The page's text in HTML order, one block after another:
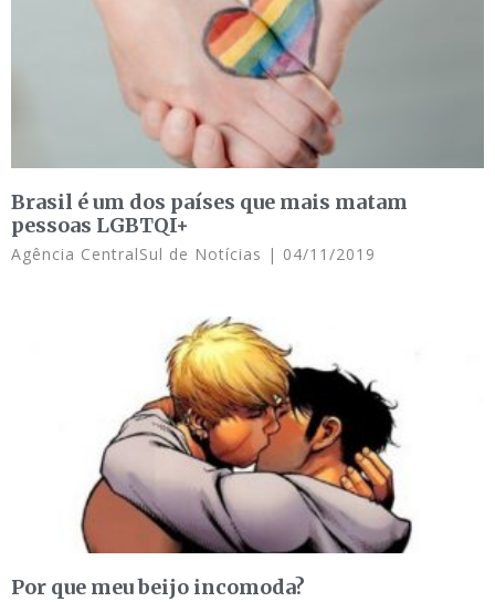
Brasil é um dos países que mais matam
pessoas LGBTQI+
Agência CentralSul de Notícias 04/11/2019
Por que meu beijo incomoda?